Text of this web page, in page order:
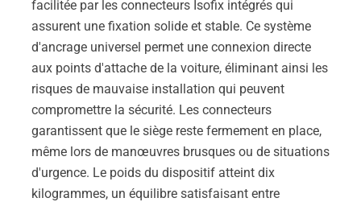
facilitée par les connecteurs Isofix intégrés qui
assurent une fixation solide et stable. Ce système
d'ancrage universel permet une connexion directe
aux points d'attache de la voiture, éliminant ainsi les
risques de mauvaise installation qui peuvent
compromettre la sécurité. Les connecteurs
garantissent que le siège reste fermement en place,
même lors de manœuvres brusques ou de situations
d'urgence. Le poids du dispositif atteint dix
kilogrammes, un équilibre satisfaisant entre